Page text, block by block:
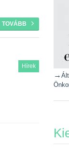
TOVÁBB
Hírek
→